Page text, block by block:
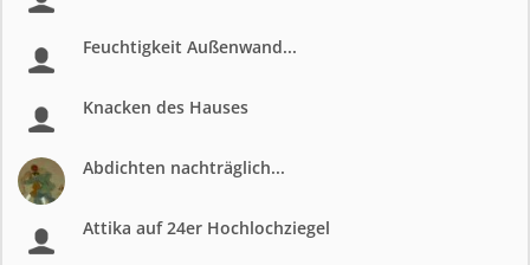
Feuchtigkeit Außenwand...
Knacken des Hauses
Abdichten nachträglich...
Attika auf 24er Hochlochziegel